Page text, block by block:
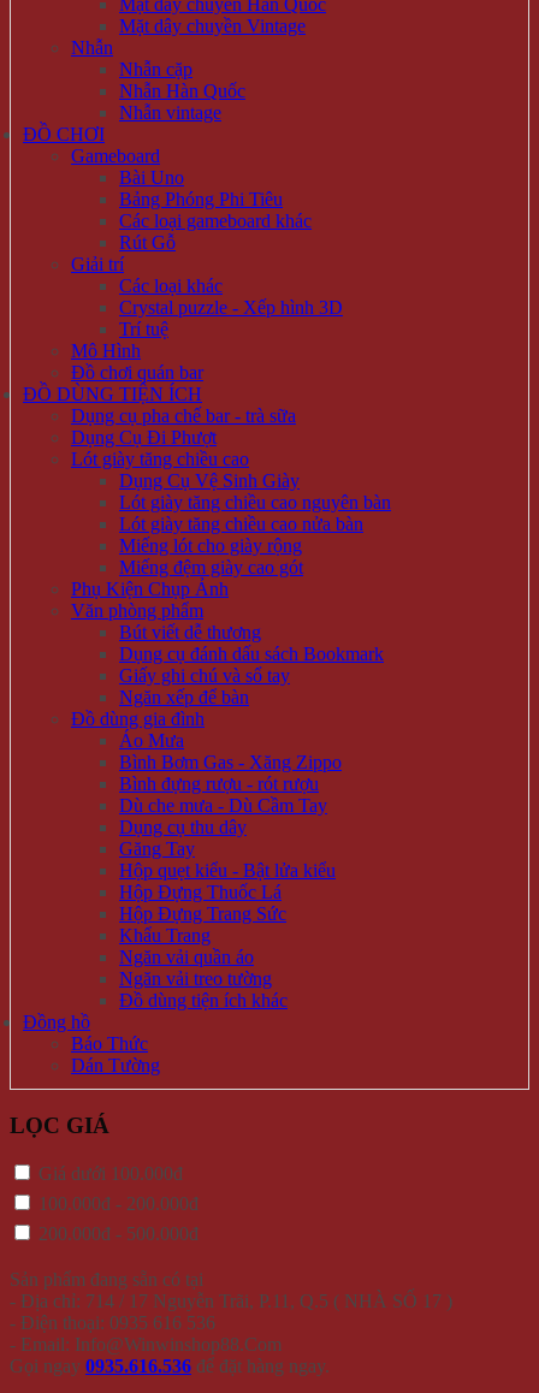
Mặt dây chuyền Hàn Quốc
Mặt dây chuyền Vintage
Nhẫn
Nhẫn cặp
Nhẫn Hàn Quốc
Nhẫn vintage
ĐỒ CHƠI
Gameboard
Bài Uno
Bảng Phóng Phi Tiêu
Các loại gameboard khác
Rút Gỗ
Giải trí
Các loại khác
Crystal puzzle - Xếp hình 3D
Trí tuệ
Mô Hình
Đồ chơi quán bar
ĐỒ DÙNG TIỆN ÍCH
Dụng cụ pha chế bar - trà sữa
Dụng Cụ Đi Phượt
Lót giày tăng chiều cao
Dụng Cụ Vệ Sinh Giày
Lót giày tăng chiều cao nguyên bàn
Lót giày tăng chiều cao nửa bàn
Miếng lót cho giày rộng
Miếng đệm giày cao gót
Phụ Kiện Chụp Ảnh
Văn phòng phẩm
Bút viết dễ thương
Dụng cụ đánh dấu sách Bookmark
Giấy ghi chú và sổ tay
Ngăn xếp để bàn
Đồ dùng gia đình
Áo Mưa
Bình Bơm Gas - Xăng Zippo
Bình đựng rượu - rót rượu
Dù che mưa - Dù Cầm Tay
Dụng cụ thu dây
Găng Tay
Hộp quẹt kiểu - Bật lửa kiểu
Hộp Đựng Thuốc Lá
Hộp Đựng Trang Sức
Khẩu Trang
Ngăn vải quần áo
Ngăn vải treo tường
Đồ dùng tiện ích khác
Đồng hồ
Báo Thức
Dán Tường
LỌC GIÁ
Giá dưới 100.000đ
100.000đ - 200.000đ
200.000đ - 500.000đ
Sản phẩm đang sẵn có tại
- Địa chỉ: 714 / 17 Nguyễn Trãi, P.11, Q.5 ( NHÀ SỐ 17 )
- Điện thoại: 0935 616 536
- Email: Info@Winwinshop88.Com
Gọi ngay 0935.616.536 để đặt hàng ngay.